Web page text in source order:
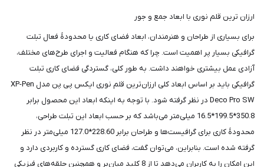
ارزان ترین قلم نوری با ابعاد جمع و جور
برای بسیاری از طراحان و هنرمندان، ابعاد فضای کاری یا محدودۀ فعال تبلت
گرافیکی بسیار پر اهمیت است. چرا که هنگام فعالیت و اجرای طرح‌های مختلف،
آزادی عمل بیشتری خواهند داشت. به طور کلی، گستردگی فضای کاری تبلت
گرافیکی باید بر اساس ابعاد کلی ارزان‌ترین قلم نوری ایکس پی پن مدل XP-Pen
Deco Pro SW در نظر گرفته شود. با توجه به اینکه ابعاد این محصول برابر
350.8*199.5*16.5 میلی‌متر می‌باشد که بر حسب ابعاد این تبلت طراحی،
محدودۀ کاری برای گرافیست‌ها و طراحان برابر 228.60*127.0 میلی‌متر در نظر
گرفته شده است. بنابراین، می‌توان گفت، فضای کاری گسترده و کاربردی دارد و
این امکان را به کاربران می‌دهد تا از 8 کلید میان‌بر و همچنین حلقه‌های فیزیکی